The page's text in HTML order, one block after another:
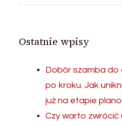
Ostatnie wpisy
Dobór szamba do
po kroku. Jak
już na etapie
Czy warto zwrócić